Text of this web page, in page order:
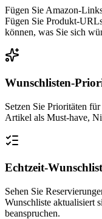
Fügen Sie Amazon-
Fügen Sie Produkt-
können, was Sie sich
Wunschlisten-
Setzen Sie Prioritäten
Artikel als Must-have,
Echtzeit-
Sehen Sie
Wunschliste aktualisiert
beanspruchen.